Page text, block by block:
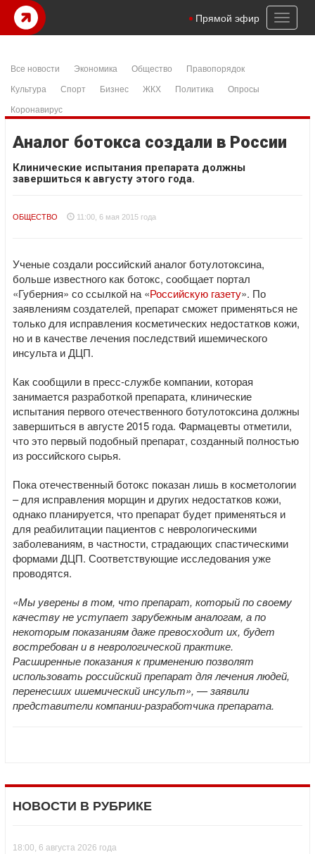
Toggle
Прямой эфир
Все новости Экономика Общество
Правопорядок
Культура
Спорт Бизнес ЖКХ Политика
Опросы
Коронавирус
Аналог ботокса создали в России
Клинические испытания препарата должны
завершиться к августу этого года.
ОБЩЕСТВО 11:00, 6 мая 2015 года
Ученые создали российский аналог ботулотоксина,
больше известного как ботокс, сообщает портал
«Губерния» со ссылкой на «Российскую газету». По
заявлениям создателей, препарат сможет применяться не
только для исправления косметических недостатков кожи,
но и в качестве лечения последствий ишемического
инсульта и ДЦП.
Как сообщили в пресс-службе компании, которая
занимается разработкой препарата, клинические
испытания первого отечественного ботулотоксина должны
завершиться в августе 2015 года. Фармацевты отметили,
что это первый подобный препарат, созданный полностью
из российского сырья.
Пока отечественный ботокс показан лишь в косметологии
– для исправления морщин и других недостатков кожи,
однако планируется, что препарат будет применяться и
для реабилитации пациентов с неврологическими
заболеваниям, в частности, страдающих спастическими
формами ДЦП. Соответствующие исследования уже
проводятся.
«Мы уверены в том, что препарат, который по своему
качеству не уступает зарубежным аналогам, а по
некоторым показаниям даже превосходит их, будет
востребован и в неврологической практике.
Расширенные показания к применению позволят
использовать российский препарат для лечения людей,
перенесших ишемический инсульт», — заявили
представители компании-разработчика препарата.
НОВОСТИ В РУБРИКЕ
18:00, 6 августа 2026 года